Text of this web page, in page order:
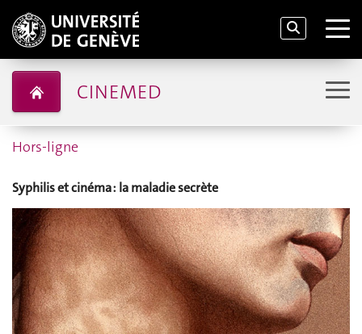
CINEMED
Hors-ligne
Syphilis et cinéma : la maladie secrète